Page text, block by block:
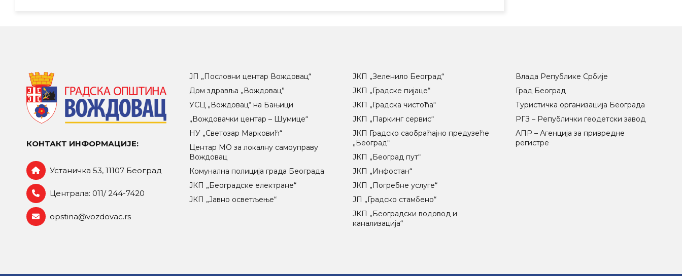
КОНТАКТ ИНФОРМАЦИЈЕ:
Устаничка 53, 11107 Београд
Централа: 011/ 244-7420
opstina@vozdovac.rs
ЈП „Пословни центар Вождовац“
Дом здравља „Вождовац”
УСЦ „Вождовац“ на Бањици
„Вождовачки центар – Шумице“
НУ „Светозар Марковић“
Центар МO за локалну самоуправу
Вождовац
Комунална полиција града Београда
ЈКП „Београдске електране“
ЈКП „Јавно осветљење“
ЈКП „Зеленило Београд“
ЈКП „Градске пијаце“
ЈКП „Градска чистоћа“
ЈКП „Паркинг сервис“
ЈКП Градско саобраћајно предузеће
„Београд“
ЈКП „Београд пут“
ЈКП „Инфостан“
ЈКП „Погребне услуге“
ЈП „Градско стамбено“
ЈКП „Београдски водовод и
канализација“
Влада Републике Србије
Град Београд
Туристичка организација Београда
РГЗ – Републички геодетски завод
АПР – Агенција за привредне
регистре